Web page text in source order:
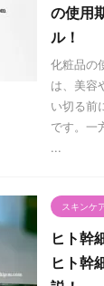
の使用
ル！
化粧品の
は、美容
い切る前
です。一
...
スキンケ
ヒト幹
ヒト幹